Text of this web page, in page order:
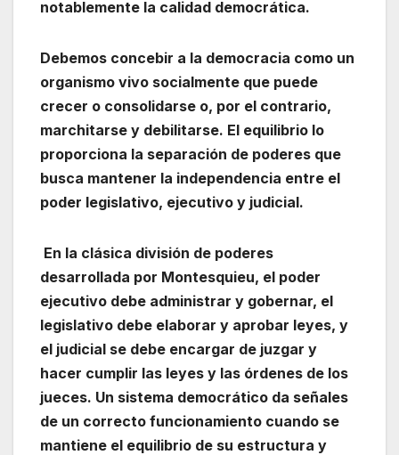
notablemente la calidad democrática.
Debemos concebir a la democracia como un
organismo vivo socialmente que puede
crecer o consolidarse o, por el contrario,
marchitarse y debilitarse. El equilibrio lo
proporciona la separación de poderes que
busca mantener la independencia entre el
poder legislativo, ejecutivo y judicial.
En la clásica división de poderes
desarrollada por Montesquieu, el poder
ejecutivo debe administrar y gobernar, el
legislativo debe elaborar y aprobar leyes, y
el judicial se debe encargar de juzgar y
hacer cumplir las leyes y las órdenes de los
jueces. Un sistema democrático da señales
de un correcto funcionamiento cuando se
mantiene el equilibrio de su estructura y